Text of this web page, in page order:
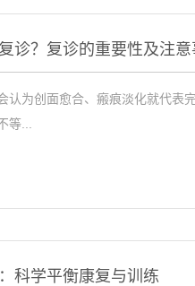
诊？复诊的重要性及注意
认为创面愈合、瘢痕淡化就代表
等...
科学平衡康复与训练